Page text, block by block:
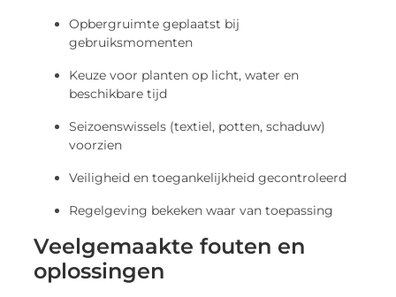
Opbergruimte geplaatst bij
gebruiksmomenten
Keuze voor planten op licht, water en
beschikbare tijd
Seizoenswissels (textiel, potten, schaduw)
voorzien
Veiligheid en toegankelijkheid gecontroleerd
Regelgeving bekeken waar van toepassing
Veelgemaakte fouten en
oplossingen